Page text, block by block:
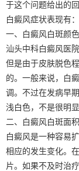
于这个问题给出的
白癜风症状表现有：
一、白癜风白斑颜色
汕头中科白癜风医
但是由于皮肤脱色
的。一般来说，白
调。不过在发病早
浅白色，不是很明显
二、白癜风白斑面
白癜风是一种容易
相应的发生变化。
片。如果不及时治